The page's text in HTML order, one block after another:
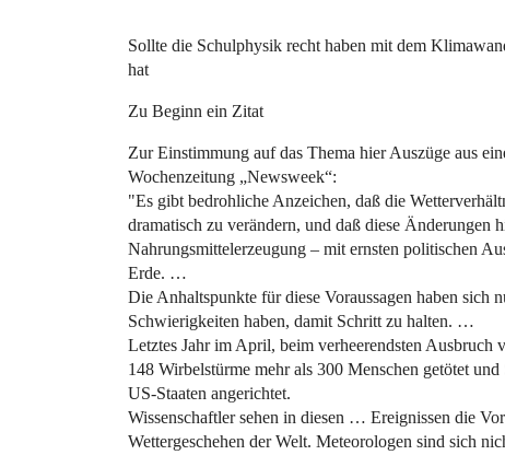
Sollte die Schulphysik recht haben mit dem
hat
Zu Beginn ein Zitat
Zur Einstimmung auf das Thema hier Auszüge aus
Wochenzeitung „Newsweek“:
"Es gibt bedrohliche Anzeichen, daß die
dramatisch zu verändern, und daß diese Änderungen
Nahrungsmittelerzeugung – mit ernsten politischen
Erde. …
Die Anhaltspunkte für diese Voraussagen haben sich
Schwierigkeiten haben, damit Schritt zu halten. …
Letztes Jahr im April, beim verheerendsten Ausbruch
148 Wirbelstürme mehr als 300 Menschen getötet
US-Staaten angerichtet.
Wissenschaftler sehen in diesen … Ereignissen die
Wettergeschehen der Welt. Meteorologen sind sich